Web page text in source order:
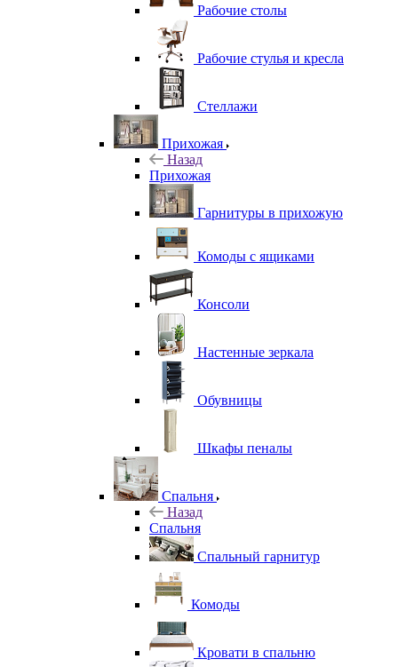
Рабочие столы
Рабочие стулья и кресла
Стеллажи
Прихожая
Назад
Прихожая
Гарнитуры в прихожую
Комоды с ящиками
Консоли
Настенные зеркала
Обувницы
Шкафы пеналы
Спальня
Назад
Спальня
Спальный гарнитур
Комоды
Кровати в спальню